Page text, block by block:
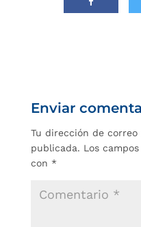
Enviar
Tu dirección de
publicada. Los
con *